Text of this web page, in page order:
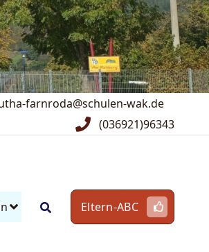
farnroda@schulen-wak.de
(036921)96343
Eltern-ABC